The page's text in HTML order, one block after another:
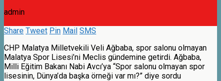
admin
Share Tweet Pin Mail SMS
CHP Malatya Milletvekili Veli Ağbaba, spor salonu olmayan
Malatya Spor Lisesi’ni Meclis gündemine getirdi. Ağbaba,
Milli Eğitim Bakanı Nabi Avcı’ya “Spor salonu olmayan spor
lisesinin, Dünya’da başka örneği var mı?” diye sordu